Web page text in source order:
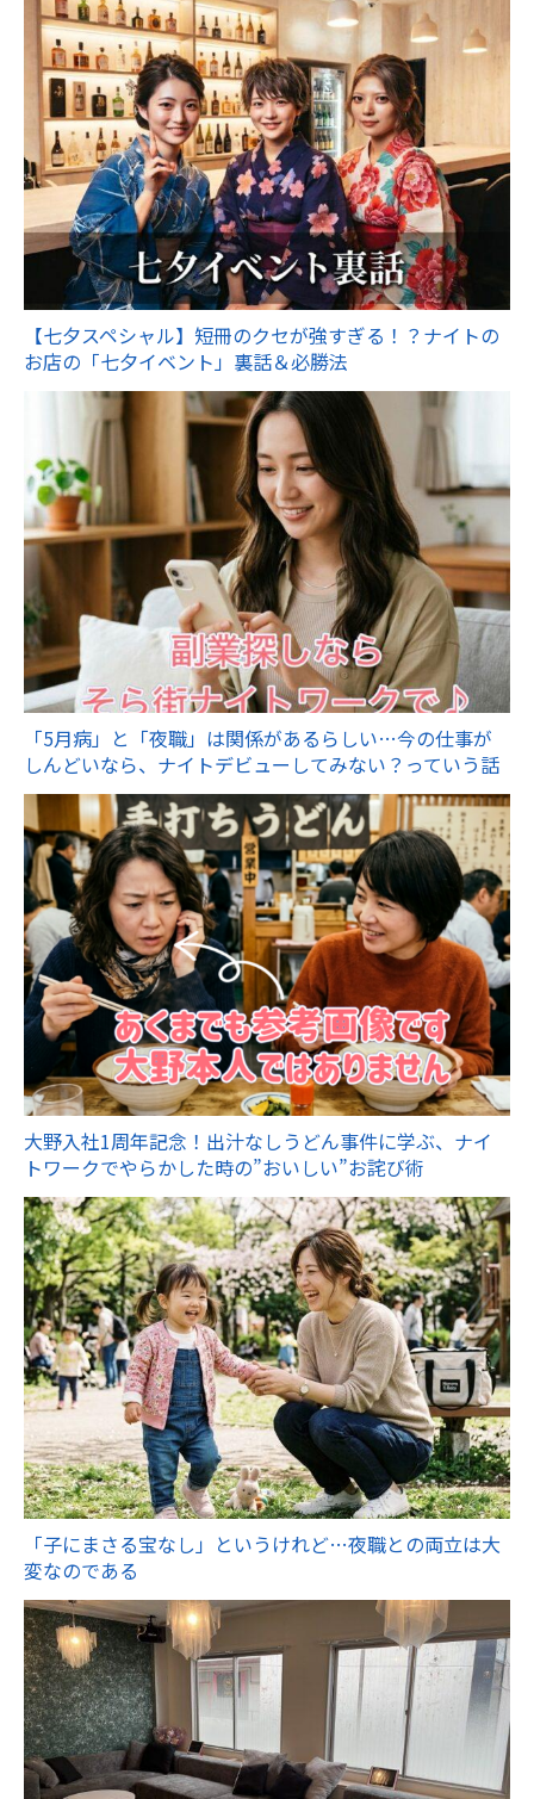
【七夕スペシャル】短冊のクセが強すぎる！？ナイトの
お店の「七夕イベント」裏話＆必勝法
「5月病」と「夜職」は関係があるらしい…今の仕事が
しんどいなら、ナイトデビューしてみない？っていう話
大野入社1周年記念！出汁なしうどん事件に学ぶ、ナイ
トワークでやらかした時の”おいしい”お詫び術
「子にまさる宝なし」というけれど…夜職との両立は大
変なのである